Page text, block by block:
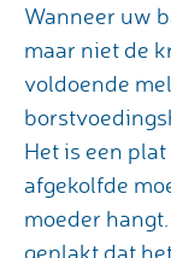
Wanneer uw
maar niet de
voldoende
Het is een
afgekolfde
moeder
geplakt dat